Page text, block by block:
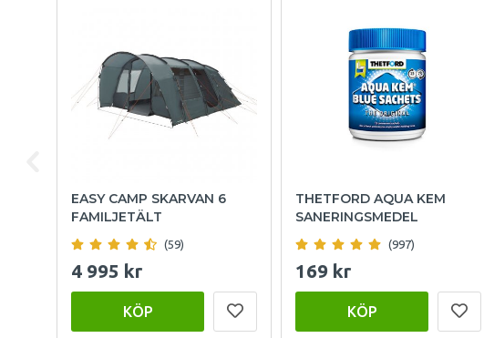
EASY CAMP SKARVAN 6
FAMILJETÄLT
(59)
4 995 kr
KÖP
THETFORD AQUA KEM
SANERINGSMEDEL
(997)
169 kr
KÖP